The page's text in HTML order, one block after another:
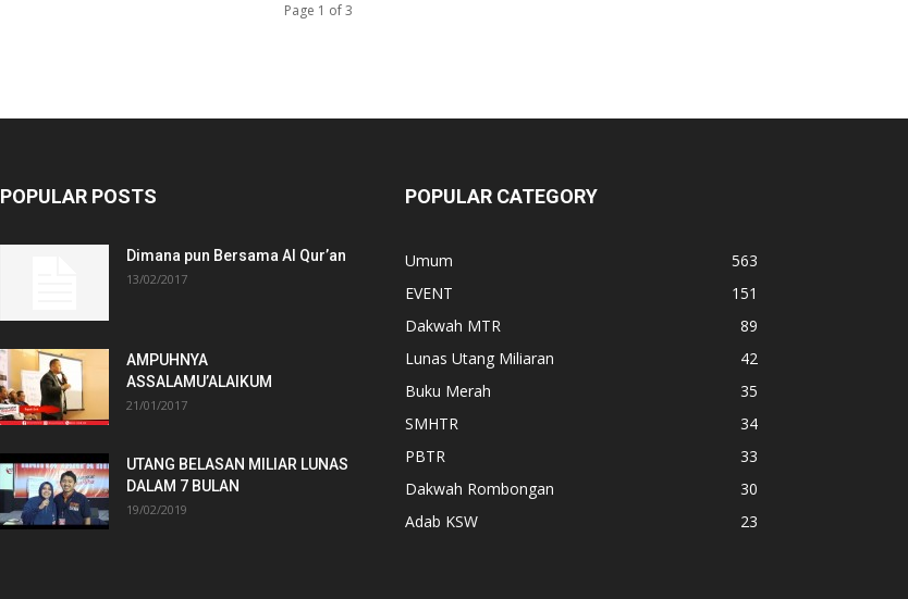
Page 1 of 3
POPULAR POSTS
Dimana pun Bersama Al Qur’an
13/02/2017
AMPUHNYA
ASSALAMU’ALAIKUM
21/01/2017
UTANG BELASAN MILIAR LUNAS
DALAM 7 BULAN
19/02/2019
POPULAR CATEGORY
Umum
563
EVENT
151
Dakwah MTR
89
Lunas Utang Miliaran
42
Buku Merah
35
SMHTR
34
PBTR
33
Dakwah Rombongan
30
Adab KSW
23